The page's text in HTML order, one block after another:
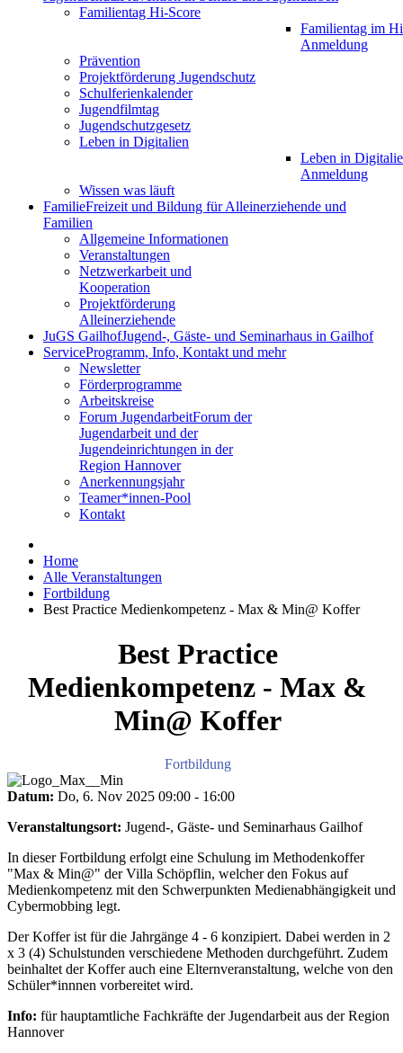
Familientag Hi-Score
Familientag im
Anmeldung
Prävention
Projektförderung Jugendschutz
Schulferienkalender
Jugendfilmtag
Jugendschutzgesetz
Leben in Digitalien
Leben in
Anmeldung
Wissen was läuft
FamilieFreizeit und Bildung für Alleinerziehende und
Familien
Allgemeine Informationen
Veranstaltungen
Netzwerkarbeit und
Kooperation
Projektförderung
Alleinerziehende
JuGS GailhofJugend-, Gäste- und Seminarhaus in Gailhof
ServiceProgramm, Info, Kontakt und mehr
Newsletter
Förderprogramme
Arbeitskreise
Forum JugendarbeitForum der
Jugendarbeit und der
Jugendeinrichtungen in der
Region Hannover
Anerkennungsjahr
Teamer*innen-Pool
Kontakt
Home
Alle Veranstaltungen
Fortbildung
Best Practice Medienkompetenz - Max & Min@ Koffer
Best Practice
Medienkompetenz - Max &
Min@ Koffer
Fortbildung
Datum: Do, 6. Nov 2025 09:00 - 16:00
Veranstaltungsort: Jugend-, Gäste- und Seminarhaus Gailhof
In dieser Fortbildung erfolgt eine Schulung im Methodenkoffer
"Max & Min@" der Villa Schöpflin, welcher den Fokus auf
Medienkompetenz mit den Schwerpunkten Medienabhängigkeit und
Cybermobbing legt.
Der Koffer ist für die Jahrgänge 4 - 6 konzipiert. Dabei werden in 2
x 3 (4) Schulstunden verschiedene Methoden durchgeführt. Zudem
beinhaltet der Koffer auch eine Elternveranstaltung, welche von den
Schüler*innnen vorbereitet wird.
Info: für hauptamtliche Fachkräfte der Jugendarbeit aus der Region
Hannover